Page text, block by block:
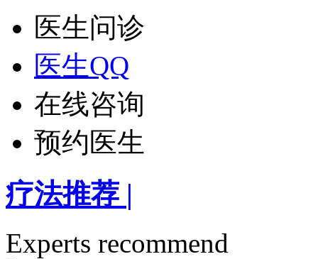
医生问诊
医生QQ
在线咨询
预约医生
疗法推荐 |
Experts recommend